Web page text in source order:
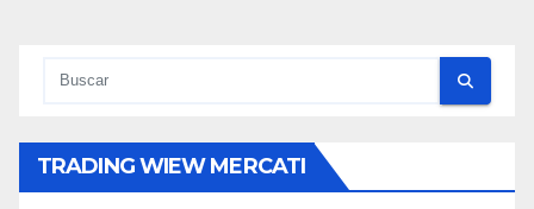
TRADING WIEW MERCATI